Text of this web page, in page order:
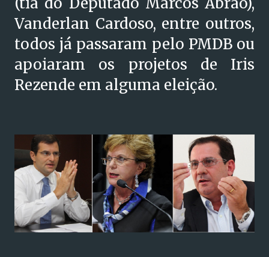
Vanderlan Cardoso, entre outros,
todos já passaram pelo PMDB ou
apoiaram os projetos de Iris
Rezende em alguma eleição.